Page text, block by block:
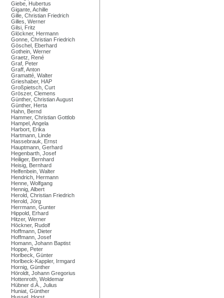
Giebe, Hubertus
Gigante, Achille
Gille, Christian Friedrich
Gilles, Werner
Gilsi, Fritz
Glöckner, Hermann
Gonne, Christian Friedrich
Göschel, Eberhard
Gothein, Werner
Graetz, René
Graf, Peter
Graff, Anton
Gramatté, Walter
Grieshaber, HAP
Großpietsch, Curt
Gröszer, Clemens
Günther, Christian August
Günther, Herta
Hahn, Bernd
Hammer, Christian Gottlob
Hampel, Angela
Harbort, Erika
Hartmann, Linde
Hassebrauk, Ernst
Hauptmann, Gerhard
Hegenbarth, Josef
Heiliger, Bernhard
Heisig, Bernhard
Helfenbein, Walter
Hendrich, Hermann
Henne, Wolfgang
Hennig, Albert
Herold, Christian Friedrich
Herold, Jörg
Herrmann, Gunter
Hippold, Erhard
Hitzer, Werner
Höckner, Rudolf
Hoffmann, Dieter
Hoffmann, Josef
Homann, Johann Baptist
Hoppe, Peter
Horlbeck, Günter
Horlbeck-Kappler, Irmgard
Hornig, Günther
Höroldt, Johann Gregorius
Hottenroth, Woldemar
Hübner d.Ä., Julius
Huniat, Günther